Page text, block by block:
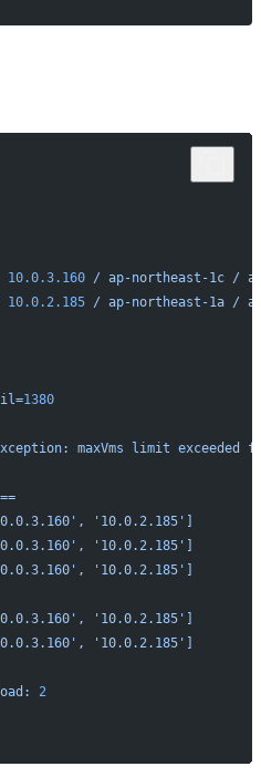
10.0.3.160 / ap-northeast-1c /
10.0.2.185 / ap-northeast-1a /
1380
maxVms limit exceeded
'10.0.2.185']
'10.0.2.185']
'10.0.2.185']
'10.0.2.185']
'10.0.2.185']
2